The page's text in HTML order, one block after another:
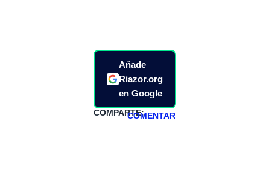
Añade
Riazor.org
en Google
COMPARTE:COMENTAR